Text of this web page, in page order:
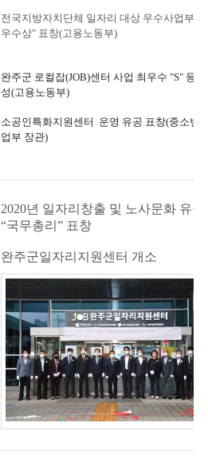
전국지방자치단체 일자리 대상 우수사업부문
우수상" 표창(고용노동부)
완주군 로컬잡(JOB)센터 사업 최우수 "S" 등
성(고용노동부)
소공인특화지원센터 운영 유공 표창(중소벤
업부 장관)
2020년 일자리창출 및 노사문화 유공
“국무총리” 표창
완주군일자리지원센터 개소